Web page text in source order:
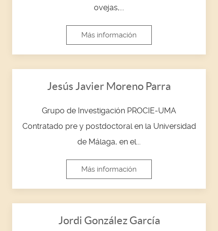
ovejas,...
Más información
Jesús Javier Moreno Parra
Grupo de Investigación PROCIE-UMA
Contratado pre y postdoctoral en la Universidad
de Málaga, en el...
Más información
Jordi González García